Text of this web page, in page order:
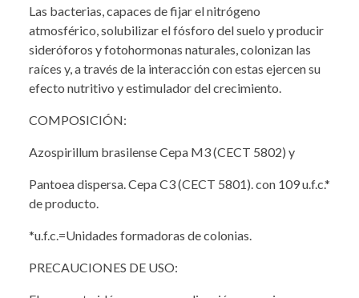
Las bacterias, capaces de fijar el nitrógeno
atmosférico, solubilizar el fósforo del suelo y producir
sideróforos y fotohormonas naturales, colonizan las
raíces y, a través de la interacción con estas ejercen su
efecto nutritivo y estimulador del crecimiento.
COMPOSICIÓN:
Azospirillum brasilense Cepa M3 (CECT 5802) y
Pantoea dispersa. Cepa C3 (CECT 5801). con 109 u.f.c.*
de producto.
*u.f.c.=Unidades formadoras de colonias.
PRECAUCIONES DE USO: